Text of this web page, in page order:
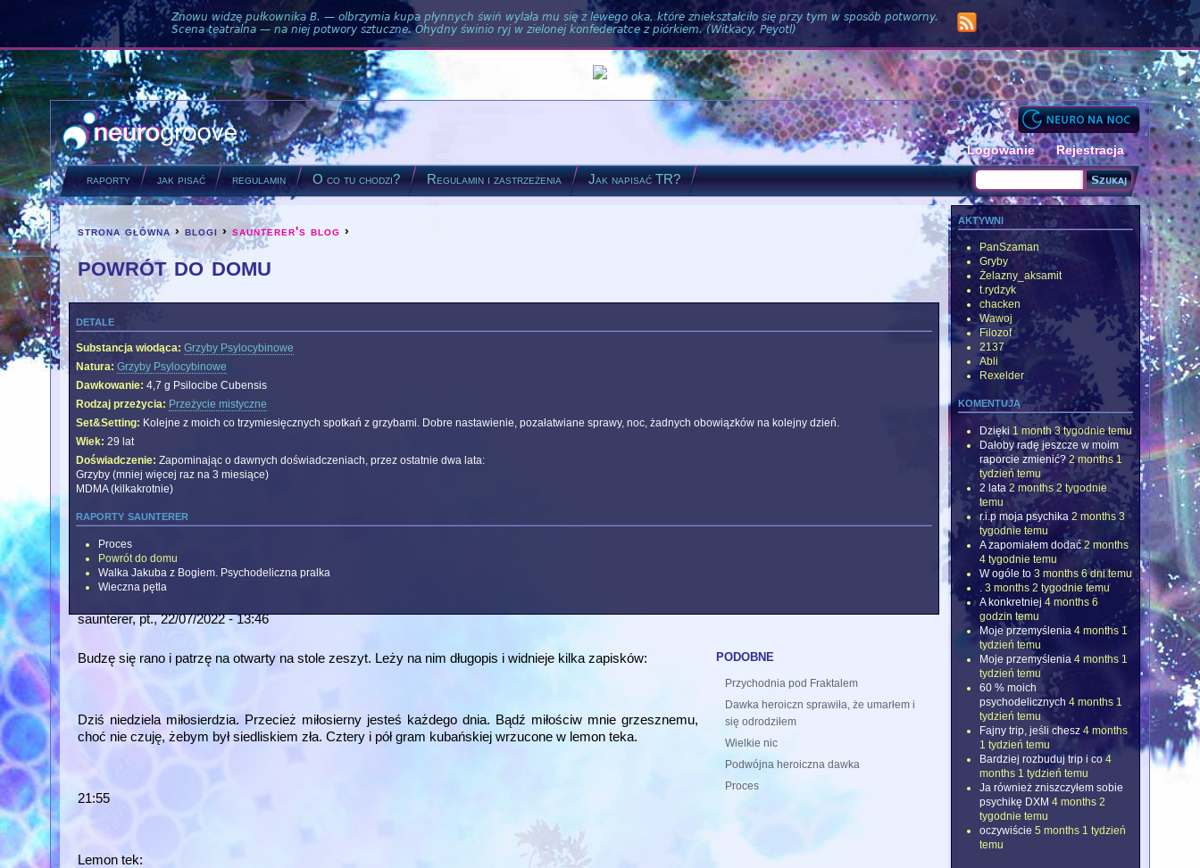
Znowu widzę pułkownika B. — olbrzymia kupa płynnych świń wylała mu się z lewego oka, które zniekształciło się przy tym w sposób potworny.
Scena teatralna — na niej potwory sztuczne. Ohydny świnio ryj w zielonej konfederatce z piórkiem. (Witkacy, Peyotl)
Logowanie Rejestracja
raporty jak pisać regulamin O co tu chodzi? Regulamin i zastrzeżenia Jak napisać TR?
Formularz wyszukiwania
you are here
strona główna ›blogi ›saunterer's blog ›
powrót do domu
detale
Substancja wiodąca: Grzyby Psylocybinowe
Natura: Grzyby Psylocybinowe
Dawkowanie: 4,7 g Psilocibe Cubensis
Rodzaj przeżycia: Przeżycie mistyczne
Set&Setting: Kolejne z moich co trzymiesięcznych spotkań z grzybami. Dobre nastawienie, pozałatwiane sprawy, noc, żadnych obowiązków na kolejny dzień.
Wiek: 29 lat
Doświadczenie: Zapominając o dawnych doświadczeniach, przez ostatnie dwa lata:
Grzyby (mniej więcej raz na 3 miesiące)
MDMA (kilkakrotnie)
raporty saunterer
Proces
Powrót do domu
Walka Jakuba z Bogiem. Psychodeliczna pralka
Wieczna pętla
saunterer, pt., 22/07/2022 - 13:46
podobne
Przychodnia pod Fraktalem
Dawka heroiczn sprawiła, że umarłem i
się odrodziłem
Wielkie nic
Podwójna heroiczna dawka
Proces
Budzę się rano i patrzę na otwarty na stole zeszyt. Leży na nim długopis i widnieje kilka zapisków:
Dziś niedziela miłosierdzia. Przecież miłosierny jesteś każdego dnia. Bądź miłościw mnie grzesznemu,
choć nie czuję, żebym był siedliskiem zła. Cztery i pół gram kubańskiej wrzucone w lemon teka.
21:55
Lemon tek:
aktywni
PanSzaman
Gryby
Żelazny_aksamit
t.rydzyk
chacken
Wawoj
Filozof
2137
Abli
Rexelder
komentują
Dzięki 1 month 3 tygodnie temu
Dałoby radę jeszcze w moim
raporcie zmienić? 2 months 1
tydzień temu
2 lata 2 months 2 tygodnie
temu
r.i.p moja psychika 2 months 3
tygodnie temu
A zapomiałem dodać 2 months
4 tygodnie temu
W ogóle to 3 months 6 dni temu
3 months 2 tygodnie temu
A konkretniej 4 months 6
godzin temu
Moje przemyślenia 4 months 1
tydzień temu
Moje przemyślenia 4 months 1
tydzień temu
60 % moich
psychodelicznych 4 months 1
tydzień temu
Fajny trip, jeśli chesz 4 months
1 tydzień temu
Bardziej rozbuduj trip i co 4
months 1 tydzień temu
Ja również zniszczyłem sobie
psychikę DXM 4 months 2
tygodnie temu
oczywiście 5 months 1 tydzień
temu